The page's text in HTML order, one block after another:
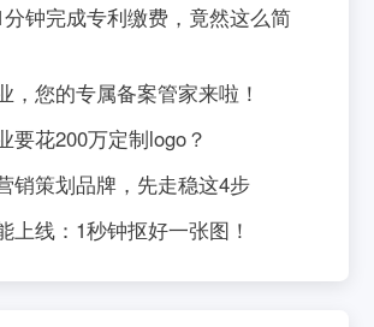
钟完成专利缴费，竟然这么简
，您的专属备案管家来啦！
要花200万定制logo？
销策划品牌，先走稳这4步
上线：1秒钟抠好一张图！